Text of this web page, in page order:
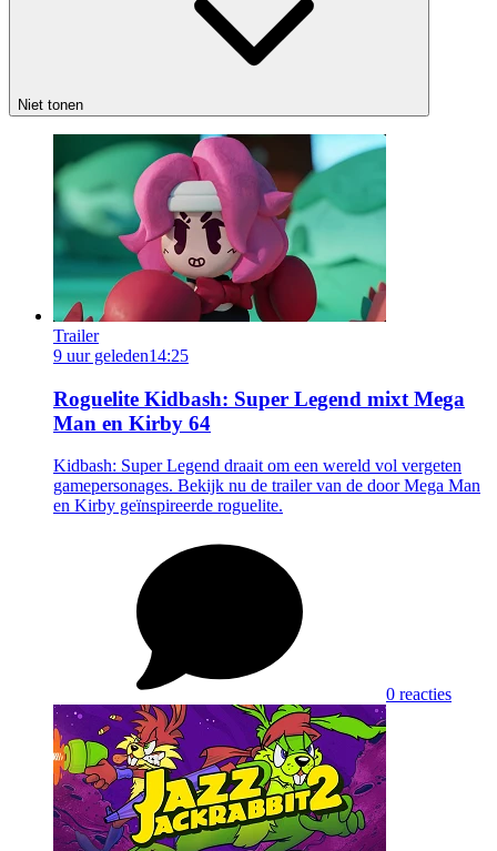
Niet tonen
Trailer
9 uur geleden14:25
Roguelite Kidbash: Super Legend mixt Mega
Man en Kirby 64
Kidbash: Super Legend draait om een wereld vol vergeten
gamepersonages. Bekijk nu de trailer van de door Mega Man
en Kirby geïnspireerde roguelite.
0 reacties